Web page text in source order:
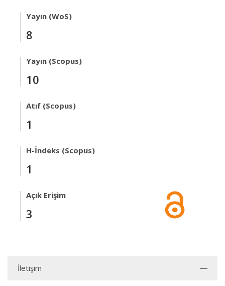
Yayın (WoS)
8
Yayın (Scopus)
10
Atıf (Scopus)
1
H-İndeks (Scopus)
1
Açık Erişim
3
İletişim